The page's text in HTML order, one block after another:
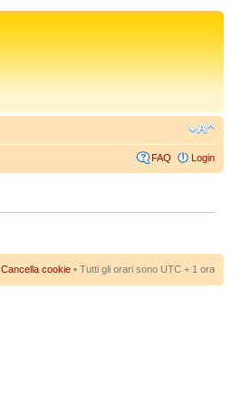
FAQ Login
Cancella cookie • Tutti gli orari sono UTC + 1 ora